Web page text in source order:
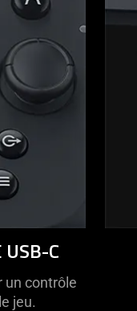
USB-C
un contrôle
jeu.